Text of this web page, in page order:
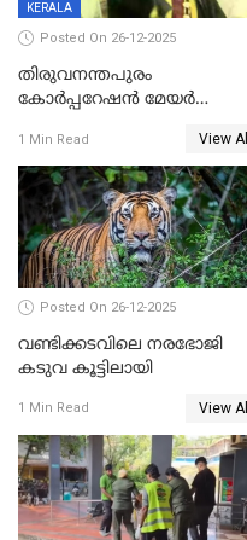
KERALA
Posted On 26-12-2025
തിരുവനന്തപുരം
കോര്‍പ്പറേഷന്‍ മേയര്‍
ഹൈക്കോടതിയിലേക്ക്;
സത്യപ്രതിജ്ഞ ചടങ്ങില്‍
ചട്ടലംഘനമെന്ന് പാർട്ടി
1 Min Read View All
Posted On 26-12-2025
വണ്ടിക്കടവിലെ നരഭോജി
കടുവ കൂട്ടിലായി
1 Min Read View All